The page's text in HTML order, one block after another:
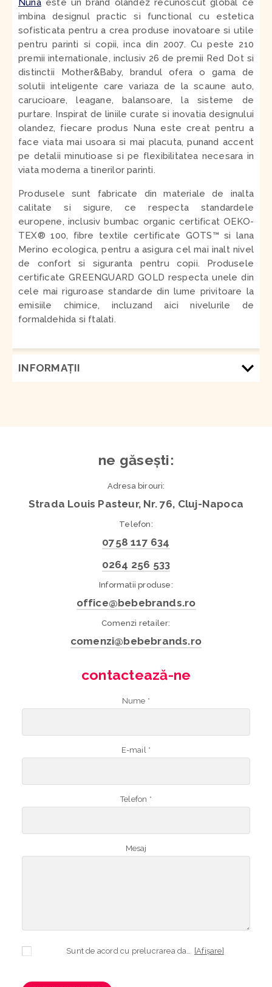
imbina designul practic si functional cu estetica
sofisticata pentru a crea produse inovatoare si utile
pentru parinti si copii, inca din 2007. Cu peste 210
premii internationale, inclusiv 26 de premii Red Dot si
distinctii Mother&Baby, brandul ofera o gama de
solutii inteligente care variaza de la scaune auto,
carucioare, leagane, balansoare, la sisteme de
purtare. Inspirat de liniile curate si inovatia designului
olandez, fiecare produs Nuna este creat pentru a
face viata mai usoara si mai placuta, punand accent
pe detalii minutioase si pe flexibilitatea necesara in
viata moderna a tinerilor parinti.
Produsele sunt fabricate din materiale de inalta
calitate si sigure, ce respecta standardele
europene, inclusiv bumbac organic certificat OEKO-
TEX® 100, fibre textile certificate GOTS™ si lana
Merino ecologica, pentru a asigura cel mai inalt nivel
de confort si siguranta pentru copii. Produsele
certificate GREENGUARD GOLD respecta unele din
cele mai riguroase standarde din lume privitoare la
emisiile chimice, incluzand aici nivelurile de
formaldehida si ftalati.
INFORMAŢII
ne găsești:
Adresa birouri:
Strada Louis Pasteur, Nr. 76, Cluj-Napoca
Telefon:
0758 117 634
0264 256 533
Informatii produse:
office@bebebrands.ro
Comenzi retailer:
comenzi@bebebrands.ro
contactează-ne
Nume *
E-mail *
Telefon *
Mesaj
Sunt de acord cu prelucrarea datelor mele cu caracter personal în vederea plasării comenzii și creării opționale a contului, dacă s-a selectat opțiunea. Temeiul prelucrării îl reprezintă obligația contractuală, în scopul livrării produselor comandate, durata prelucrării fiind perioada termenului de prescripție de 3 ani de la plasarea comenzii. În măsura în care nu sunteți de acord cu prelucrarea datelor dvs, vă informăm că nu vom putea livra produsele comandate. Drepturile dvs. în calitate de persoană vizată sunt garantate prin [Afișare]